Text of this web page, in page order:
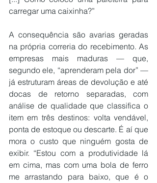
carregar uma caixinha?”
A consequência são avarias geradas
na própria correria do recebimento. As
empresas mais maduras — que,
segundo ele, “aprenderam pela dor” —
já estruturam áreas de devolução e até
docas de retorno separadas, com
análise de qualidade que classifica o
item em três destinos: volta vendável,
ponta de estoque ou descarte. É aí que
mora o custo que ninguém gosta de
exibir. “Estou com a produtividade lá
em cima, mas com uma bola de ferro
me arrastando para baixo, que é o